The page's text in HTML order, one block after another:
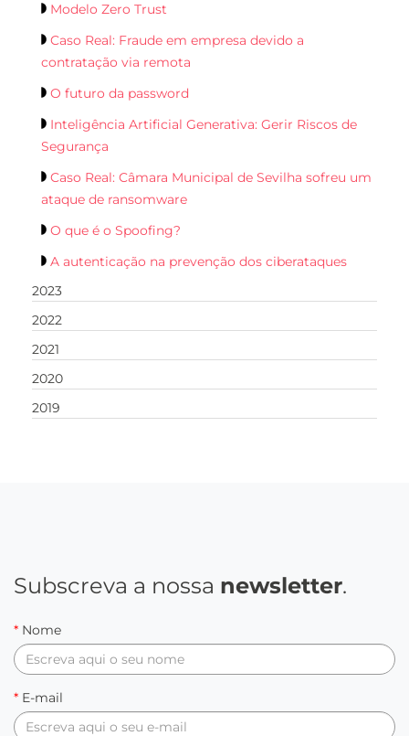
Modelo Zero Trust
Caso Real: Fraude em empresa devido a
contratação via remota
O futuro da password
Inteligência Artificial Generativa: Gerir Riscos de
Segurança
Caso Real: Câmara Municipal de Sevilha sofreu um
ataque de ransomware
O que é o Spoofing?
A autenticação na prevenção dos ciberataques
2023
2022
2021
2020
2019
Subscreva a nossa newsletter.
* Nome
* E-mail